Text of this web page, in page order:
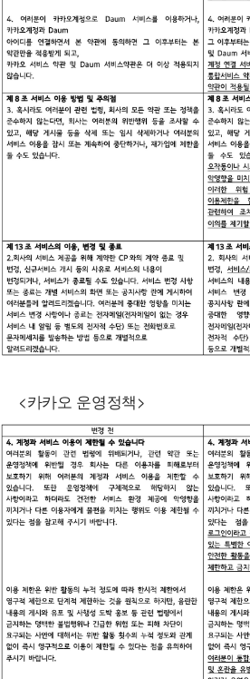
<카카오 운영정책>